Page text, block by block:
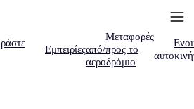
Εμπειρίες
Μεταφορές
από/προς το
αεροδρόμιο